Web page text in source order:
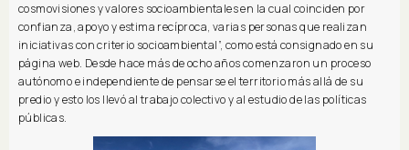
cosmovisiones y valores socioambientales en la cual coinciden por
confianza, apoyo y estima recíproca, varias personas que realizan
iniciativas con criterio socioambiental”, como está consignado en su
página web. Desde hace más de ocho años comenzaron un proceso
autónomo e independiente de pensarse el territorio más allá de su
predio y esto los llevó al trabajo colectivo y al estudio de las políticas
públicas.